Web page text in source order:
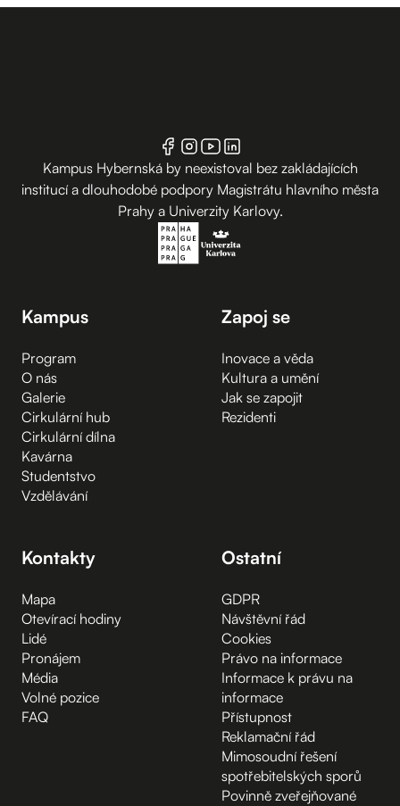
Kampus Hybernská by neexistoval bez zakládajících
institucí a dlouhodobé podpory Magistrátu hlavního města
Prahy a Univerzity Karlovy.
Kampus
Program
O nás
Galerie
Cirkulární hub
Cirkulární dílna
Kavárna
Studentstvo
Vzdělávání
Zapoj se
Inovace a věda
Kultura a umění
Jak se zapojit
Rezidenti
Kontakty
Mapa
Otevírací hodiny
Lidé
Pronájem
Média
Volné pozice
FAQ
Ostatní
GDPR
Návštěvní řád
Cookies
Právo na informace
Informace k právu na
informace
Přístupnost
Reklamační řád
Mimosoudní řešení
spotřebitelských sporů
Povinně zveřejňované